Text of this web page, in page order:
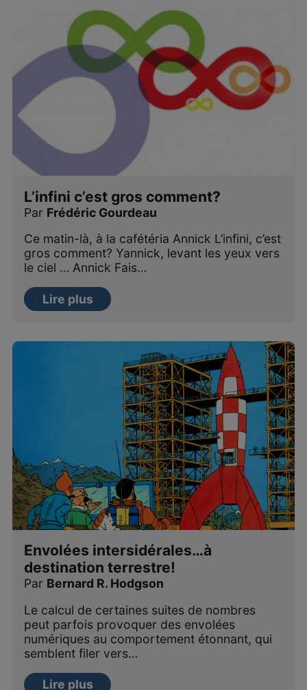
L’infini c’est gros comment?
Par Frédéric Gourdeau
Ce matin-là, à la cafétéria Annick L’infini, c’est
gros comment? Yannick, levant les yeux vers
le ciel … Annick Fais…
Lire plus
Envolées intersidérales…à
destination terrestre!
Par Bernard R. Hodgson
Le calcul de certaines suites de nombres
peut parfois provoquer des envolées
numériques au comportement étonnant, qui
semblent filer vers…
Lire plus